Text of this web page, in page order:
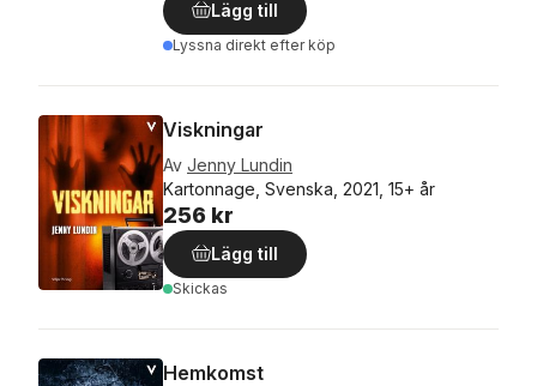
Lägg till
Lyssna direkt efter köp
Viskningar
Av Jenny Lundin
Kartonnage, Svenska, 2021, 15+ år
256 kr
Lägg till
Skickas
Hemkomst